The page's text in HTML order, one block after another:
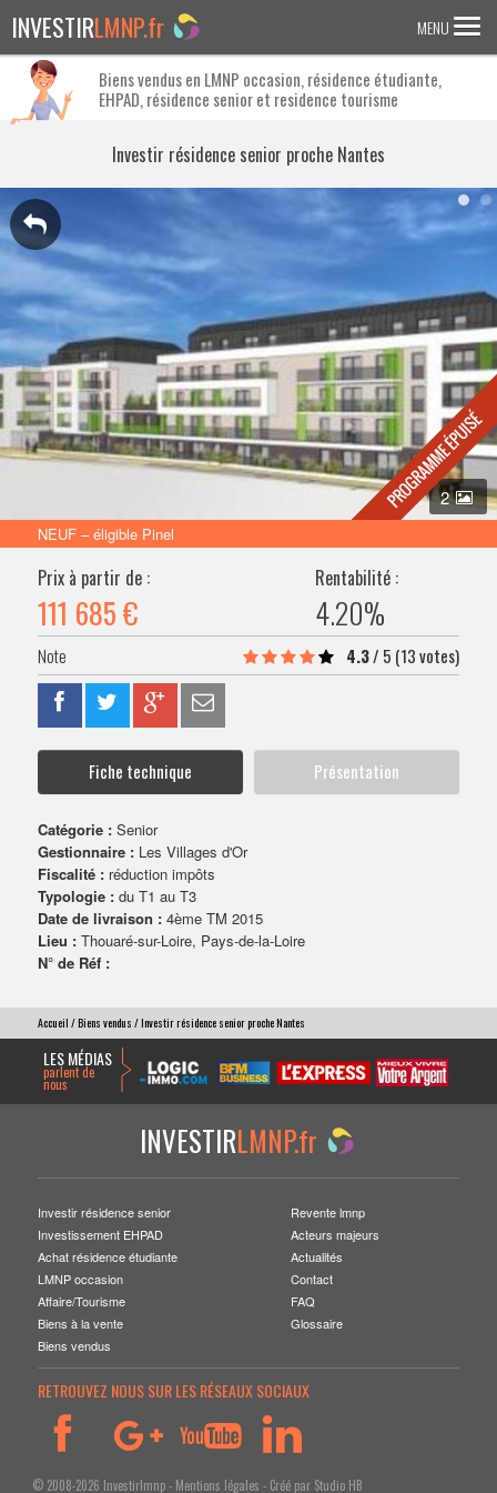
MENU
INVESTIRLMNP.fr
ACCUEIL
Investir en :
LMNP ANCIEN
RESIDENCE ETUDIANTE
EHPAD
RESIDENCE SENIOR
RESIDENCE AFFAIRE/TOURISME
ACTUALITES
FAQ
Biens vendus en LMNP occasion, résidence étudiante,
EHPAD, résidence senior et residence tourisme
Investir résidence senior proche Nantes
2
NEUF – éligible Pinel
Prix à partir de :
111 685 €
Rentabilité :
4.20%
4.3/ 5 (13 votes)
Fiche technique Présentation
Catégorie :Senior
Gestionnaire :Les Villages d'Or
Fiscalité :réduction impôts
Typologie :du T1 au T3
Date de livraison :4ème TM 2015
Lieu :Thouaré-sur-Loire, Pays-de-la-Loire
N° de Réf :
Accueil /Biens vendus / Investir résidence senior proche Nantes
LES MÉDIAS
parlent de
nous
INVESTIRLMNP.fr
Investir résidence senior
Investissement EHPAD
Achat résidence étudiante
LMNP occasion
Affaire/Tourisme
Biens à la vente
Biens vendus
Revente lmnp
Acteurs majeurs
Actualités
Contact
FAQ
Glossaire
RETROUVEZ NOUS SUR LES RÉSEAUX SOCIAUX
© 2008-2026 Investirlmnp - Mentions légales - Créé par Studio HB